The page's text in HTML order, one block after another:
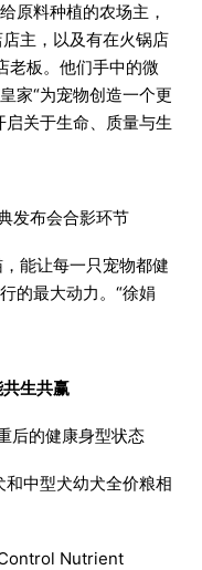
原料种植的农场主，
主，以及有在火锅店
老板。他们手中的微
家“为宠物创造一个更
启关于生命、质量与生
发布会合影环节
能让每一只宠物都健
的最大动力。“徐娟
生共赢
后的健康身型状态
中型犬幼犬全价粮相
Nutrient